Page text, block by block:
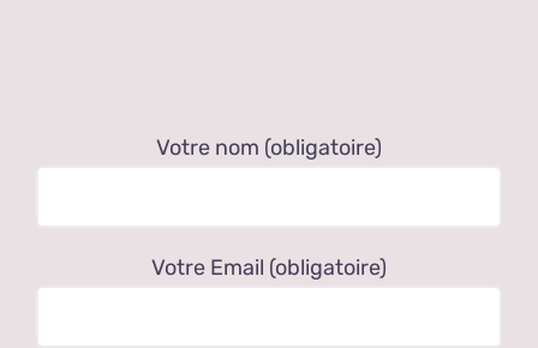
Votre nom (obligatoire)
Votre Email (obligatoire)